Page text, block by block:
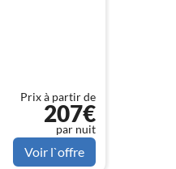
Prix à partir de
207€
par nuit
Voir l`offre